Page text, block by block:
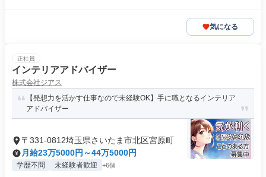
気になる
正社員
インテリアアドバイザー
株式会社ジアス
【発想力を活かす仕事なので未経験OK】手に職となるインテリア
アドバイザー
〒331-0812埼玉県さいたま市北区宮原町
月給23万5000円～44万5000円
学歴不問 未経験者歓迎 +6個